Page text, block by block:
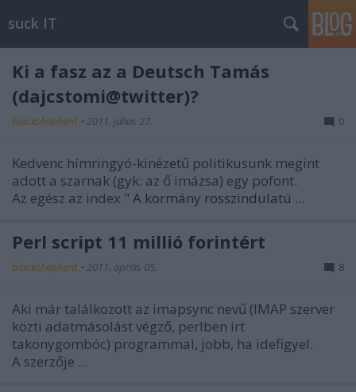
suck IT
Ki a fasz az a Deutsch Tamás
(dajcstomi@twitter)?
blackshepherd • 2011. július 27. 0
Kedvenc hímringyó-kinézetű politikusunk megint
adott a szarnak (gyk: az ő imázsa) egy pofont.
Az egész az index " A kormány rosszindulatú ...
Perl script 11 millió forintért
blackshepherd • 2011. április 05. 8
Aki már találkozott az imapsync nevű (IMAP szerver
közti adatmásolást végző, perlben írt
takonygombóc) programmal, jobb, ha idefigyel.
A szerzője ...